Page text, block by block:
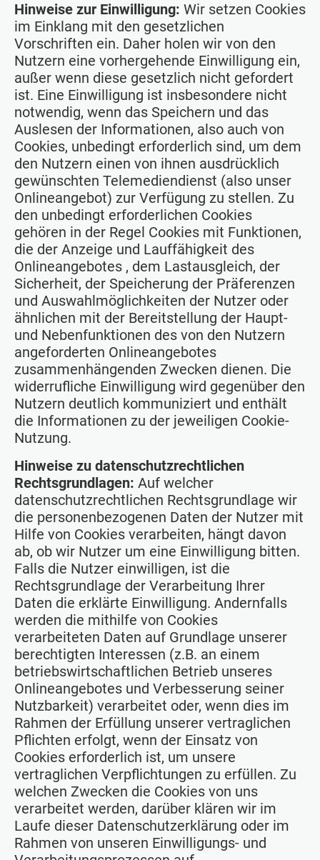
Hinweise zur Einwilligung: Wir setzen Cookies
im Einklang mit den gesetzlichen
Vorschriften ein. Daher holen wir von den
Nutzern eine vorhergehende Einwilligung ein,
außer wenn diese gesetzlich nicht gefordert
ist. Eine Einwilligung ist insbesondere nicht
notwendig, wenn das Speichern und das
Auslesen der Informationen, also auch von
Cookies, unbedingt erforderlich sind, um dem
den Nutzern einen von ihnen ausdrücklich
gewünschten Telemediendienst (also unser
Onlineangebot) zur Verfügung zu stellen. Zu
den unbedingt erforderlichen Cookies
gehören in der Regel Cookies mit Funktionen,
die der Anzeige und Lauffähigkeit des
Onlineangebotes , dem Lastausgleich, der
Sicherheit, der Speicherung der Präferenzen
und Auswahlmöglichkeiten der Nutzer oder
ähnlichen mit der Bereitstellung der Haupt-
und Nebenfunktionen des von den Nutzern
angeforderten Onlineangebotes
zusammenhängenden Zwecken dienen. Die
widerrufliche Einwilligung wird gegenüber den
Nutzern deutlich kommuniziert und enthält
die Informationen zu der jeweiligen Cookie-
Nutzung.
Hinweise zu datenschutzrechtlichen
Rechtsgrundlagen: Auf welcher
datenschutzrechtlichen Rechtsgrundlage wir
die personenbezogenen Daten der Nutzer mit
Hilfe von Cookies verarbeiten, hängt davon
ab, ob wir Nutzer um eine Einwilligung bitten.
Falls die Nutzer einwilligen, ist die
Rechtsgrundlage der Verarbeitung Ihrer
Daten die erklärte Einwilligung. Andernfalls
werden die mithilfe von Cookies
verarbeiteten Daten auf Grundlage unserer
berechtigten Interessen (z.B. an einem
betriebswirtschaftlichen Betrieb unseres
Onlineangebotes und Verbesserung seiner
Nutzbarkeit) verarbeitet oder, wenn dies im
Rahmen der Erfüllung unserer vertraglichen
Pflichten erfolgt, wenn der Einsatz von
Cookies erforderlich ist, um unsere
vertraglichen Verpflichtungen zu erfüllen. Zu
welchen Zwecken die Cookies von uns
verarbeitet werden, darüber klären wir im
Laufe dieser Datenschutzerklärung oder im
Rahmen von unseren Einwilligungs- und